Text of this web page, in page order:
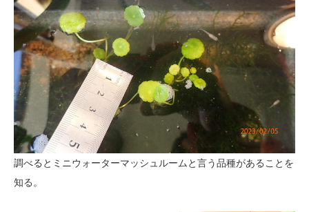
調べるとミニウォーターマッシュルームと言う品種があることを
知る。